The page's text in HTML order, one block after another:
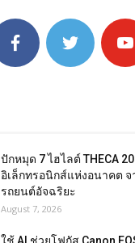
ปักหมุด 7 ไฮไลต์ THECA
อิเล็กทรอนิกส์แห่งอนาคต จ
รถยนต์อัจฉริยะ
August 7, 2026